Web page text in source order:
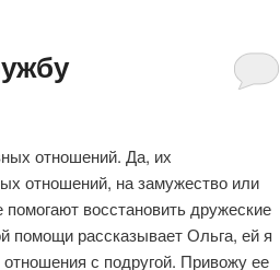
отношений. Да, их
отношений, на замужество или
восстановить дружеские
помощи рассказывает Ольга, ей я
отношения с подругой. Привожу ее